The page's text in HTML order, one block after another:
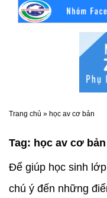
Trang chủ » học av cơ bản
Tag: học av cơ bản
Để giúp học sinh
chú ý đến những